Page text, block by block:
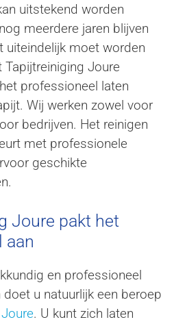
uitstekend worden
meerdere jaren blijven
uiteindelijk moet worden
Tapijtreiniging Joure
professioneel laten
Wij werken zowel voor
bedrijven. Het reinigen
met professionele
geschikte
Joure pakt het
aan
en professioneel
u natuurlijk een beroep
. U kunt zich laten